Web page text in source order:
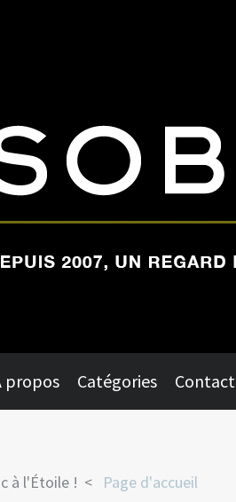
propos Catégories Contact
à l'Étoile !
Page d'accueil